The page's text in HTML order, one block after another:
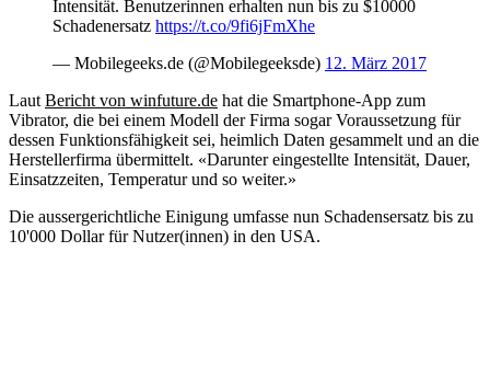
Intensität. Benutzerinnen erhalten nun bis zu $10000
Schadenersatz https://t.co/9fi6jFmXhe
— Mobilegeeks.de (@Mobilegeeksde) 12. März 2017
Laut Bericht von winfuture.de hat die Smartphone-App zum
Vibrator, die bei einem Modell der Firma sogar Voraussetzung für
dessen Funktionsfähigkeit sei, heimlich Daten gesammelt und an die
Herstellerfirma übermittelt. «Darunter eingestellte Intensität, Dauer,
Einsatzzeiten, Temperatur und so weiter.»
Die aussergerichtliche Einigung umfasse nun Schadensersatz bis zu
10'000 Dollar für Nutzer(innen) in den USA.